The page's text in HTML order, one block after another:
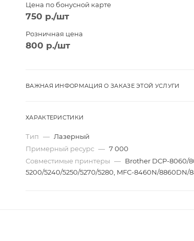
Цена по бонусной карте
750 р./шт
Розничная цена
800 р./шт
ВАЖНАЯ ИНФОРМАЦИЯ О ЗАКАЗЕ ЭТОЙ УСЛУГИ
ХАРАКТЕРИСТИКИ
Тип — Лазерный
Примерный ресурс — 7 000
Совместимые принтеры — Brother DCP-8060/
5200/5240/5250/5270/5280, MFC-8460N/8860DN/